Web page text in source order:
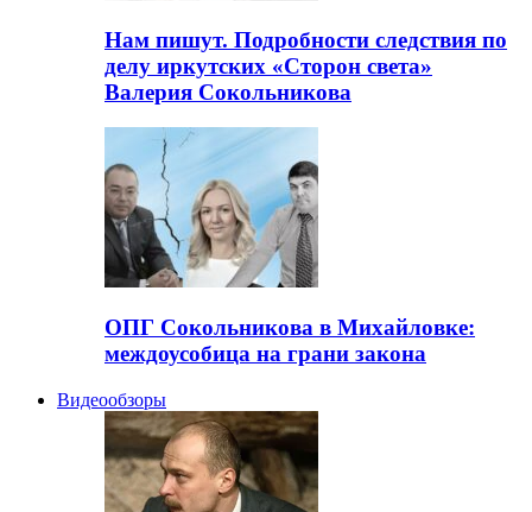
Нам пишут. Подробности следствия по
делу иркутских «Сторон света»
Валерия Сокольникова
ОПГ Сокольникова в Михайловке:
междоусобица на грани закона
Видеообзоры